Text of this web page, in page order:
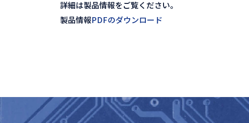
詳細は製品情報をご覧ください。
製品情報PDFのダウンロード